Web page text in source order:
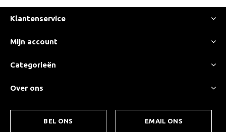
Klantenservice
Mijn account
Categorieën
Over ons
BEL ONS EMAIL ONS